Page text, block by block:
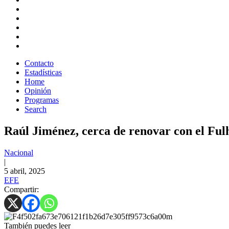
Contacto
Estadísticas
Home
Opinión
Programas
Search
Raúl Jiménez, cerca de renovar con el
Nacional
|
5 abril, 2025
EFE
Compartir:
También puedes leer